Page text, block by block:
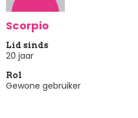
Scorpio
Lid sinds
20 jaar
Rol
Gewone gebruiker